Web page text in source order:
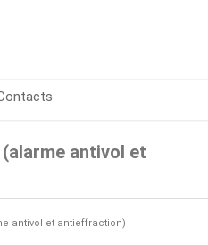
antivol et
antivol et antieffraction)